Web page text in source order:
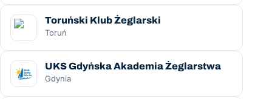
Toruński Klub Żeglarski
Toruń
UKS Gdyńska Akademia Żeglarstwa
Gdynia